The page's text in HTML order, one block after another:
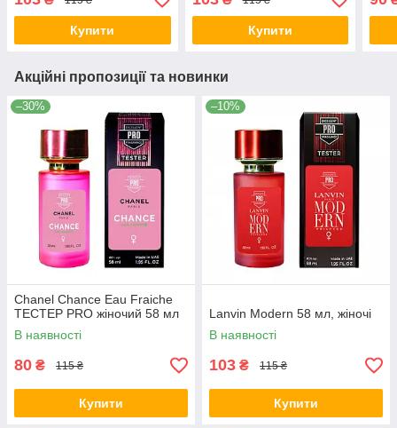
Купити Купити
Акційні пропозиції та новинки
–30%
Chanel Chance Eau Fraiche
TEСТЕР PRO жіночий 58 мл
В наявності
80 ₴ 115 ₴
Купити
–10%
Lanvin Modern 58 мл, жіночі
В наявності
103 ₴ 115 ₴
Купити